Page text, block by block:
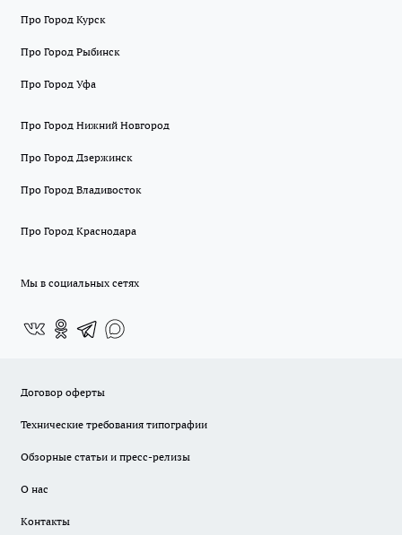
Про Город Курск
Про Город Рыбинск
Про Город Уфа
Про Город Нижний Новгород
Про Город Дзержинск
Про Город Владивосток
Про Город Краснодара
Мы в социальных сетях
Договор оферты
Технические требования типографии
Обзорные статьи и пресс-релизы
О нас
Контакты